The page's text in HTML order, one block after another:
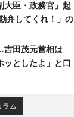
大臣・政務官」起
弁してくれ！」の
吉田茂元首相は
ッとしたよ」と口
ラム